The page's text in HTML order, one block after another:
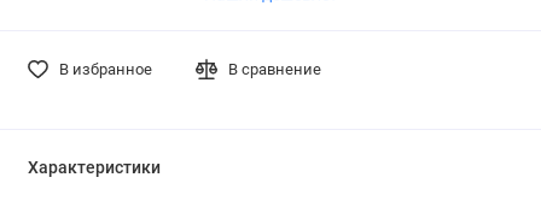
В избранное В сравнение
Характеристики